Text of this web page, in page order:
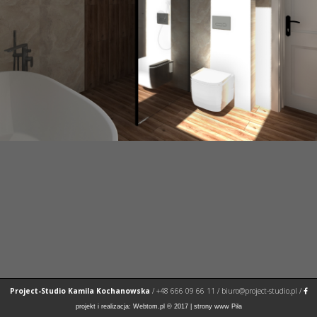
Project-Studio Kamila Kochanowska /+48 666 09 66 11 / biuro@project-studio.pl /
projekt i realizacja: Webtom.pl © 2017 | strony www Piła